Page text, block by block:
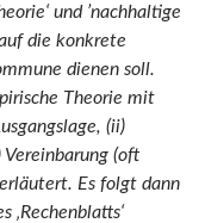
und ’nachhaltige
die konkrete
dienen soll.
Theorie mit
(ii)
Vereinbarung (oft
Es folgt dann